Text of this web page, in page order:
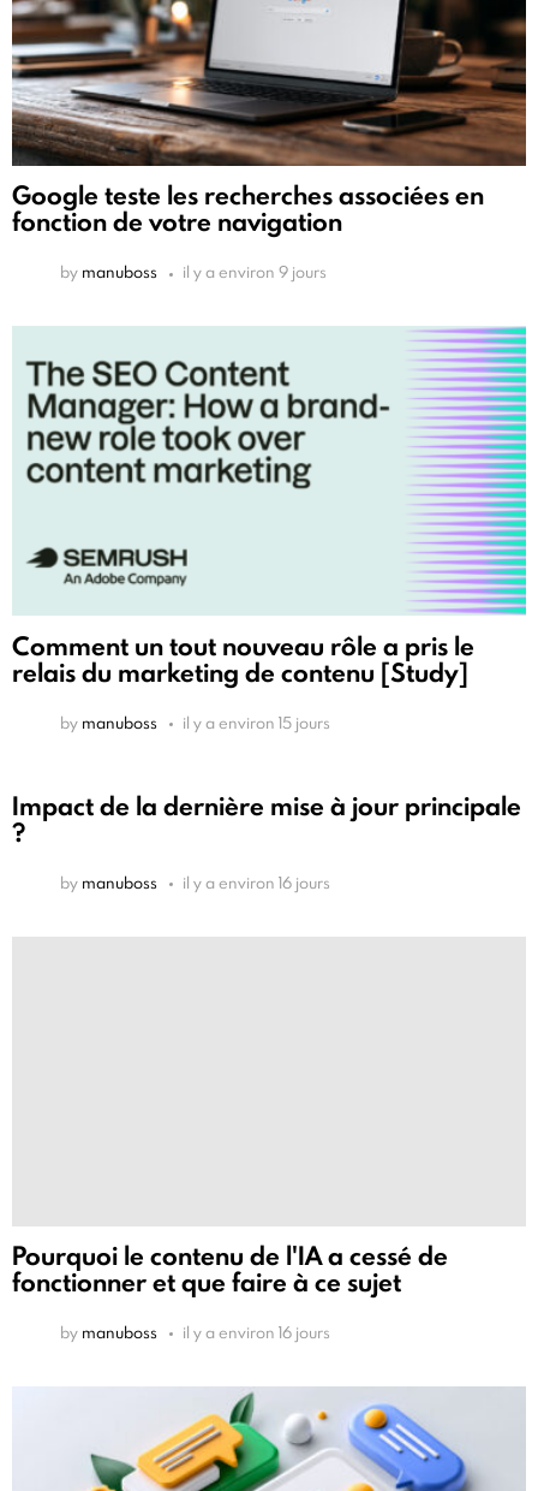
Google teste les recherches associées en
fonction de votre navigation
by manuboss il y a environ 9 jours
Comment un tout nouveau rôle a pris le
relais du marketing de contenu [Study]
by manuboss il y a environ 15 jours
Impact de la dernière mise à jour principale
?
by manuboss il y a environ 16 jours
Pourquoi le contenu de l'IA a cessé de
fonctionner et que faire à ce sujet
by manuboss il y a environ 16 jours